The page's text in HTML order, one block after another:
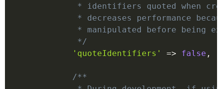
* identifiers quoted when
* decreases performance
* manipulated before being
             */
'quoteIdentifiers'
=> false ,
/**